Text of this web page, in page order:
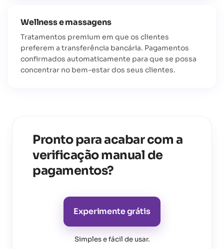
Wellness e massagens
Tratamentos premium em que os clientes
preferem a transferência bancária. Pagamentos
confirmados automaticamente para que se possa
concentrar no bem-estar dos seus clientes.
Pronto para acabar com a
verificação manual de
pagamentos?
Experimente grátis
Simples e fácil de usar.